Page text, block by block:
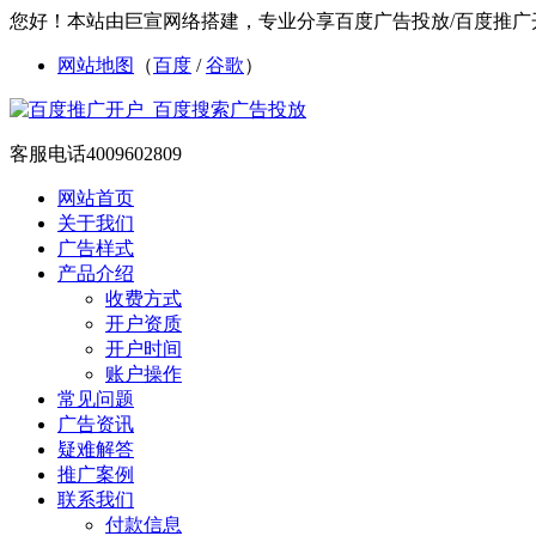
您好！本站由巨宣网络搭建，专业分享百度广告投放/百度推
网站地图 （百度 /谷歌）
客服电话4009602809
网站首页
关于我们
广告样式
产品介绍
收费方式
开户资质
开户时间
账户操作
常见问题
广告资讯
疑难解答
推广案例
联系我们
付款信息